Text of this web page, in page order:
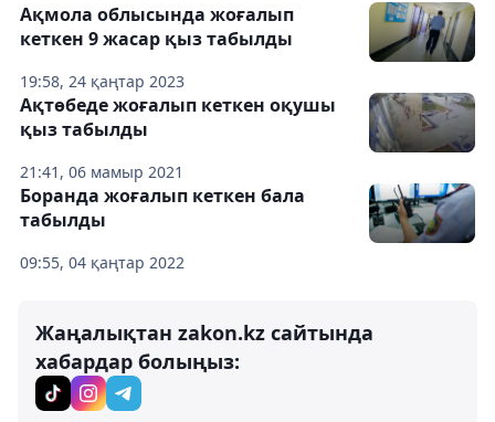
19:58, 24 қаңтар 2023
Ақмола облысында жоғалып
кеткен 9 жасар қыз табылды
21:41, 06 мамыр 2021
Ақтөбеде жоғалып кеткен оқушы
қыз табылды
09:55, 04 қаңтар 2022
Боранда жоғалып кеткен бала
табылды
Жаңалықтан zakon.kz сайтында
хабардар болыңыз: